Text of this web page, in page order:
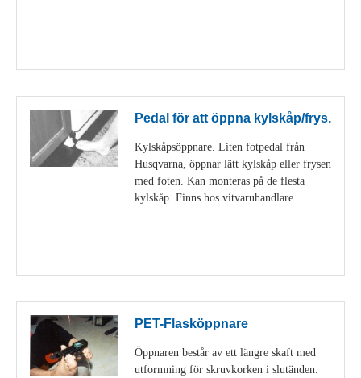
Pedal för att öppna kylskåp/frys.
Kylskåpsöppnare. Liten fotpedal från
Husqvarna, öppnar lätt kylskåp eller frysen
med foten. Kan monteras på de flesta
kylskåp. Finns hos vitvaruhandlare.
PET-Flasköppnare
Öppnaren består av ett längre skaft med
utformning för skruvkorken i slutänden.